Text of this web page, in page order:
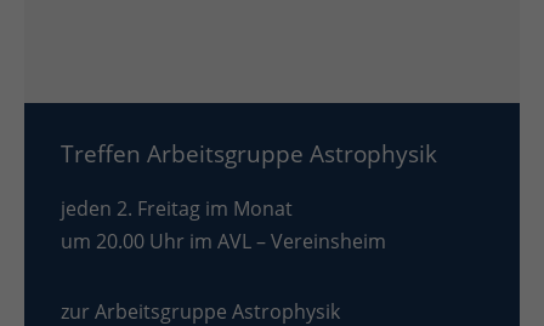
Treffen Arbeitsgruppe Astrophysik
jeden 2. Freitag im Monat
um 20.00 Uhr im AVL – Vereinsheim
zur Arbeitsgruppe Astrophysik